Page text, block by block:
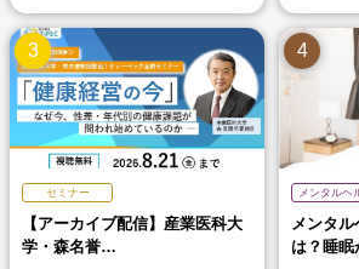
セミナー
【アーカイブ配信】産業医科大
学・森名誉…
メンタルヘ
メンタル
は？睡